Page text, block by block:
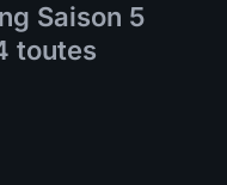
Saison 5
toutes